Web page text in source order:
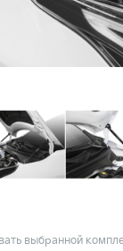
выбранной